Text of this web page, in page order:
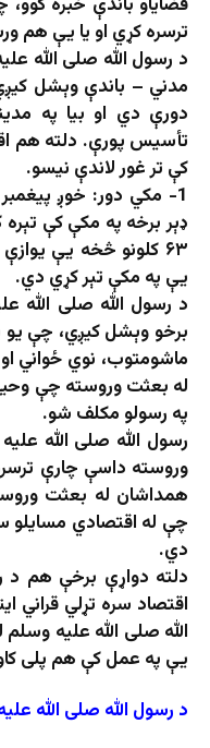
ترسره کړي او یا یې هم
د رسول الله صلی الله
مدني – باندې وېشل
دورې دي او بیا په
تأسیس پورې. دلته هم
کې تر غور لاندې نیسو.
1- مکي دور: خوږ
ډېر برخه په مکې کې
یې په مکې تېر کړي دي.
د رسول الله صلی الله
برخو وېشل کیږي، چې
ماشومتوب، نوي ځواني
له بعثت وروسته چې
په رسولو مکلف شو.
رسول الله صلی الله
وروسته داسې چارې
همداشان له بعثت
چې له اقتصادي مسایلو
دي.
دلته دواړې برخې هم د
اقتصاد سره تړلي قراني
الله صلی الله علیه
یې په عمل کې هم پلی
د رسول الله صلی الله